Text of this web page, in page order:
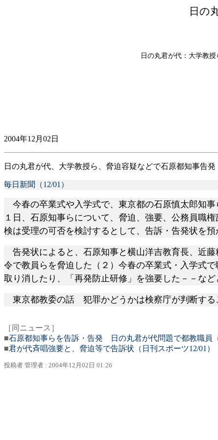
日の
日の丸君が代：大学教
2004年12月02日
日の丸君が代、大学教授ら、脅迫容疑などで石原都知事告発
毎日新聞（12/01）
今春の卒業式や入学式で、東京都の石原慎太郎知
１日、石原知事らについて、脅迫、強要、公務員職
検は受理の可否を検討するとして、告訴・告発状を預
告発状によると、石原知事と横山洋吉教育長、近
令で教員らを脅迫した（２）今春の卒業式・入学式
取り消したり、「再発防止研修」を強要した－－など
東京都教委の話 犯罪かどうかは検察庁が判断する
［同ニュース］
■石原都知事らを告訴・告発 日の丸君が代問題で都教職員（
■君が代斉唱強要と、脅迫等で告訴状（日刊スポーツ12/01）
投稿者 管理者 : 2004年12 月 02 日 01:26